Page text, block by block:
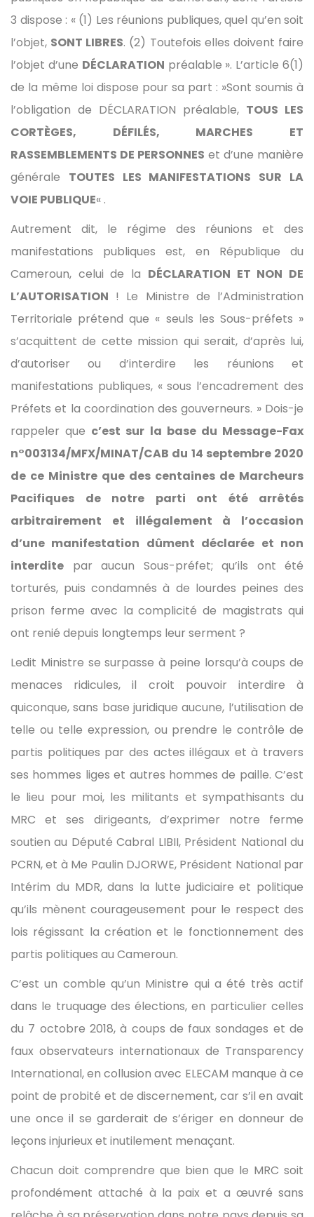
3 dispose : « (1) Les réunions publiques, quel qu’en soit
l’objet, SONT LIBRES. (2) Toutefois elles doivent faire
l’objet d’une DÉCLARATION préalable ». L’article 6(1)
de la même loi dispose pour sa part : »Sont soumis à
l’obligation de DÉCLARATION préalable, TOUS LES
CORTÈGES, DÉFILÉS, MARCHES ET
RASSEMBLEMENTS DE PERSONNES et d’une manière
générale TOUTES LES MANIFESTATIONS SUR LA
VOIE PUBLIQUE« .
Autrement dit, le régime des réunions et des
manifestations publiques est, en République du
Cameroun, celui de la DÉCLARATION ET NON DE
L’AUTORISATION ! Le Ministre de l’Administration
Territoriale prétend que « seuls les Sous-préfets »
s’acquittent de cette mission qui serait, d’après lui,
d’autoriser ou d’interdire les réunions et
manifestations publiques, « sous l’encadrement des
Préfets et la coordination des gouverneurs. » Dois-je
rappeler que c’est sur la base du Message-Fax
n°003134/MFX/MINAT/CAB du 14 septembre 2020
de ce Ministre que des centaines de Marcheurs
Pacifiques de notre parti ont été arrêtés
arbitrairement et illégalement à l’occasion
d’une manifestation dûment déclarée et non
interdite par aucun Sous-préfet; qu’ils ont été
torturés, puis condamnés à de lourdes peines des
prison ferme avec la complicité de magistrats qui
ont renié depuis longtemps leur serment ?
Ledit Ministre se surpasse à peine lorsqu’à coups de
menaces ridicules, il croit pouvoir interdire à
quiconque, sans base juridique aucune, l’utilisation de
telle ou telle expression, ou prendre le contrôle de
partis politiques par des actes illégaux et à travers
ses hommes liges et autres hommes de paille. C’est
le lieu pour moi, les militants et sympathisants du
MRC et ses dirigeants, d’exprimer notre ferme
soutien au Député Cabral LIBII, Président National du
PCRN, et à Me Paulin DJORWE, Président National par
Intérim du MDR, dans la lutte judiciaire et politique
qu’ils mènent courageusement pour le respect des
lois régissant la création et le fonctionnement des
partis politiques au Cameroun.
C’est un comble qu’un Ministre qui a été très actif
dans le truquage des élections, en particulier celles
du 7 octobre 2018, à coups de faux sondages et de
faux observateurs internationaux de Transparency
International, en collusion avec ELECAM manque à ce
point de probité et de discernement, car s’il en avait
une once il se garderait de s’ériger en donneur de
leçons injurieux et inutilement menaçant.
Chacun doit comprendre que bien que le MRC soit
profondément attaché à la paix et a œuvré sans